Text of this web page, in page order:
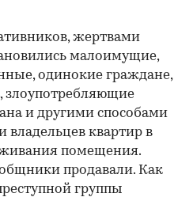
жертвами
малоимущие,
одинокие граждане,
злоупотребляющие
и другими способами
владельцев квартир в
помещения.
продавали. Как
группы